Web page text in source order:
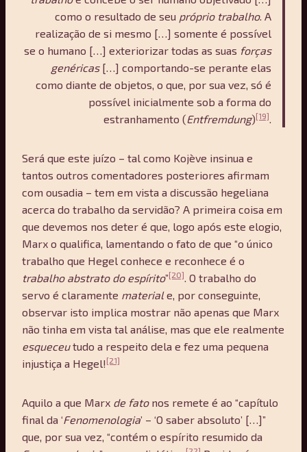
como o resultado de seu próprio trabalho. A
realização de si mesmo […] somente é possível
se o humano […] exteriorizar todas as suas forças
genéricas[…] comportando-se perante elas
como diante de objetos, o que, por sua vez, só é
possível inicialmente sob a forma do
estranhamento (Entfremdung)[19].
Será que este juízo – tal como Kojève insinua e
tantos outros comentadores posteriores afirmam
com ousadia – tem em vista a discussão hegeliana
acerca do trabalho da servidão? A primeira coisa em
que devemos nos deter é que, logo após este elogio,
Marx o qualifica, lamentando o fato de que “o único
trabalho que Hegel conhece e reconhece é o
trabalho abstrato do espírito”[20]. O trabalho do
servo é claramente materiale, por conseguinte,
observar isto implica mostrar não apenas que Marx
não tinha em vista tal análise, mas que ele realmente
esqueceutudo a respeito dela e fez uma pequena
injustiça a Hegel! [21]
Aquilo a que Marx de fatonos remete é ao “capítulo
final da ‘Fenomenologia’ – ‘O saber absoluto’ […]”
que, por sua vez, “contém o espírito resumido da